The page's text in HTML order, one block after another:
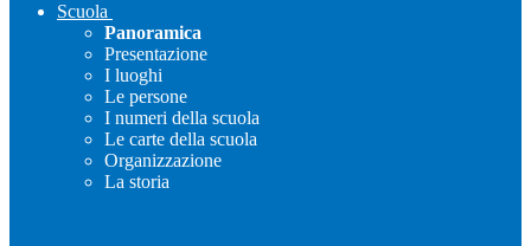
Scuola
Panoramica
Presentazione
I luoghi
Le persone
I numeri della scuola
Le carte della scuola
Organizzazione
La storia